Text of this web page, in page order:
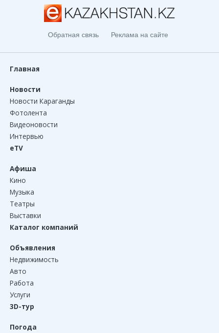
Обратная связь Реклама на сайте
Главная
Новости
Новости Караганды
Фотолента
Видеоновости
Интервью
eTV
Афиша
Кино
Музыка
Театры
Выставки
Каталог компаний
Объявления
Недвижимость
Авто
Работа
Услуги
3D-тур
Погода